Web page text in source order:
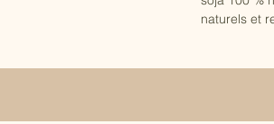
naturels et